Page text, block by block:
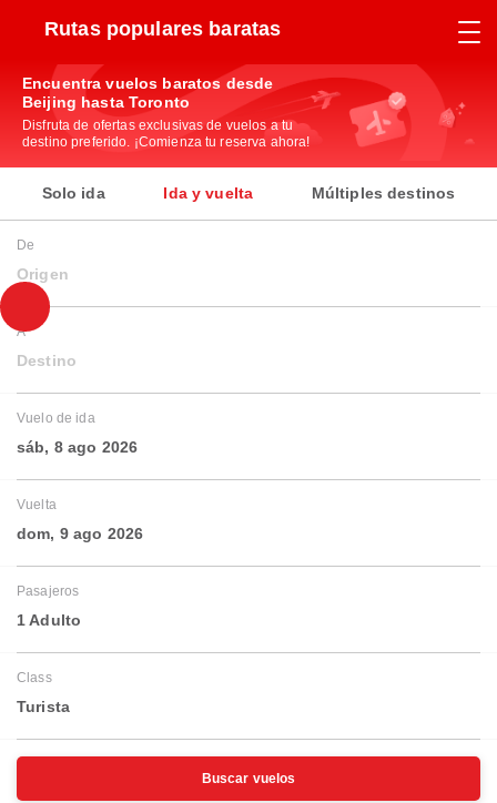
Rutas populares baratas
Encuentra vuelos baratos desde
Beijing hasta Toronto
Disfruta de ofertas exclusivas de vuelos a tu
destino preferido. ¡Comienza tu reserva ahora!
Solo ida Ida y vuelta Múltiples destinos
De
Origen
A
Destino
Vuelo de ida
sáb, 8 ago 2026
Vuelta
dom, 9 ago 2026
Pasajeros
1 Adulto
Class
Turista
Buscar vuelos